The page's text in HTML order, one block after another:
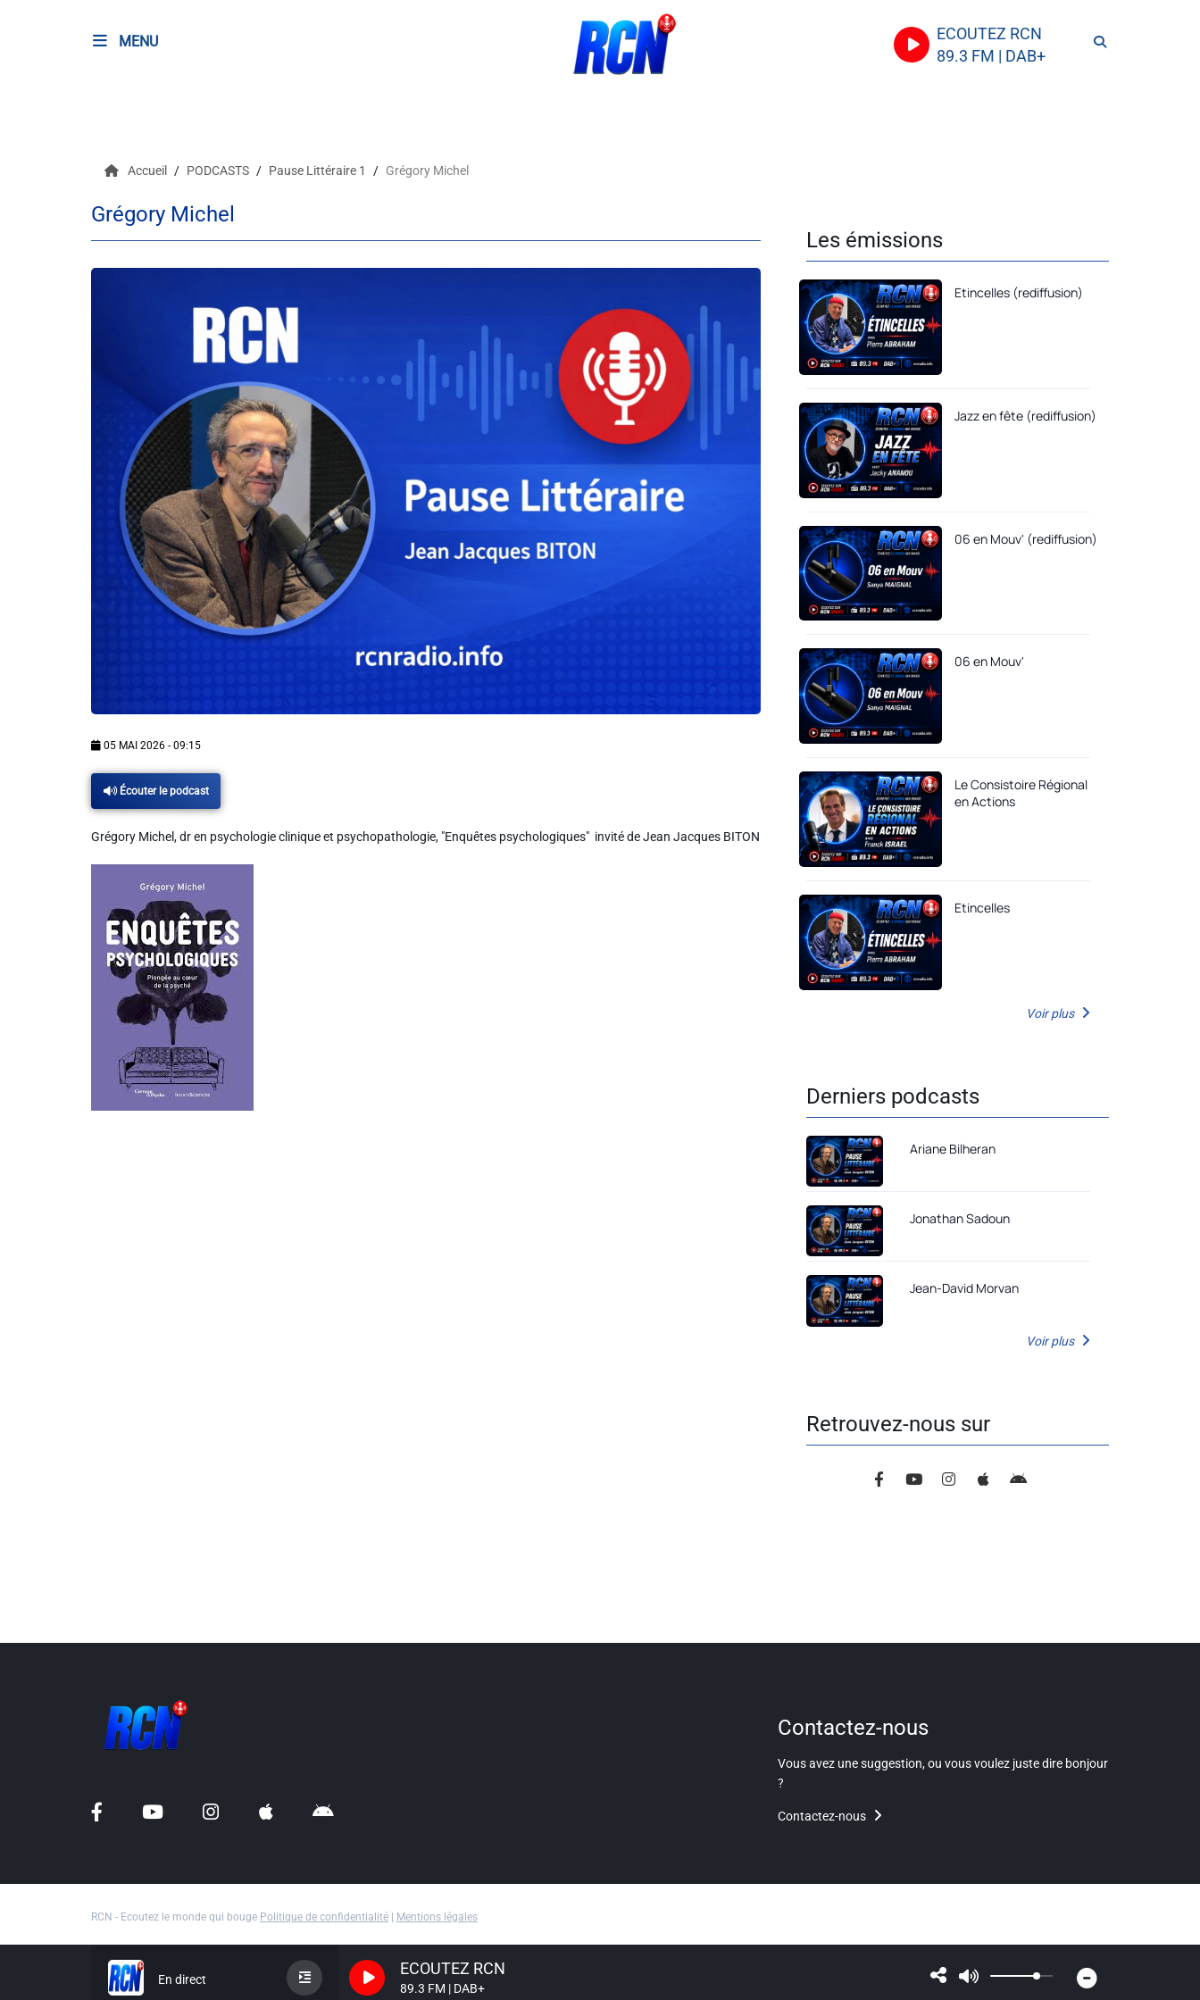
MENU
ECOUTEZ RCN
89.3 FM | DAB+
En direct
ECOUTEZ RCN
89.3 FM | DAB+
Alerte Méduses 06
Issa Nissa OGC Nice
Liens utiles
Métropole Nice Côte d'Azur
Département des Alpes Maritimes
Accueil PODCASTS Pause Littéraire 1 Grégory Michel
Grégory Michel
05 MAI 2026 - 09:15
Écouter le podcast
Grégory Michel, dr en psychologie clinique et psychopathologie, "Enquêtes psychologiques" invité de Jean Jacques BITON
Les émissions
Etincelles (rediffusion)
Jazz en fête (rediffusion)
06 en Mouv' (rediffusion)
06 en Mouv'
Le Consistoire Régional
en Actions
Etincelles
Voir plus
Derniers podcasts
Ariane Bilheran
Jonathan Sadoun
Jean-David Morvan
Voir plus
Retrouvez-nous sur
Contactez-nous
Vous avez une suggestion, ou vous voulez juste dire bonjour
?
Contactez-nous
RCN - Ecoutez le monde qui bouge Politique de confidentialité | Mentions légales